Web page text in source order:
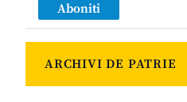
Aboniti
ARCHIVI DE PATRIE